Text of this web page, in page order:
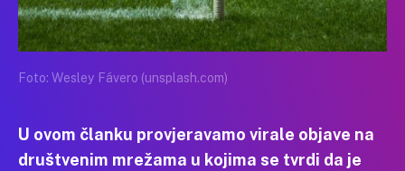
U ovom članku provjeravamo virale objave na
društvenim mrežama u kojima se tvrdi da je
Foto: Wesley Fávero (unsplash.com)